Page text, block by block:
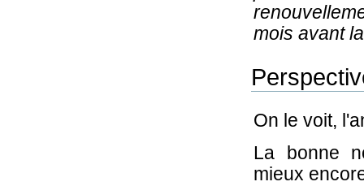
mois avant
On le voit,
La bonne
mieux